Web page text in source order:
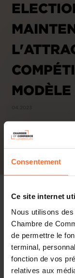
Consentement
Ce site internet
Nous utilisons
Chambre de
de permettre le
terminal,
fonction de vos
relatives aux